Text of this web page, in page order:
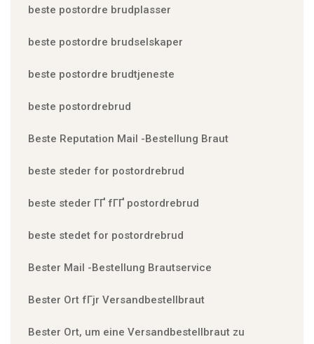
beste postordre brudplasser
beste postordre brudselskaper
beste postordre brudtjeneste
beste postordrebrud
Beste Reputation Mail -Bestellung Braut
beste steder for postordrebrud
beste steder ГҐ fГҐ postordrebrud
beste stedet for postordrebrud
Bester Mail -Bestellung Brautservice
Bester Ort fГјr Versandbestellbraut
Bester Ort, um eine Versandbestellbraut zu